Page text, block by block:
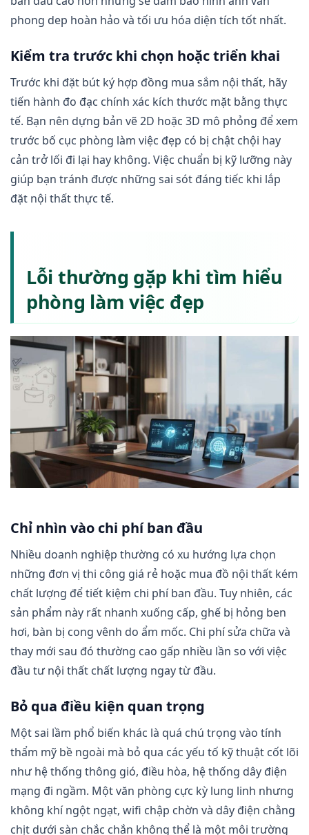
phong dep hoàn hảo và tối ưu hóa diện tích tốt nhất.
Kiểm tra trước khi chọn hoặc triển khai
Trước khi đặt bút ký hợp đồng mua sắm nội thất, hãy
tiến hành đo đạc chính xác kích thước mặt bằng thực
tế. Bạn nên dựng bản vẽ 2D hoặc 3D mô phỏng để xem
trước bố cục phòng làm việc đẹp có bị chật chội hay
cản trở lối đi lại hay không. Việc chuẩn bị kỹ lưỡng này
giúp bạn tránh được những sai sót đáng tiếc khi lắp
đặt nội thất thực tế.
Lỗi thường gặp khi tìm hiểu
phòng làm việc đẹp
Chỉ nhìn vào chi phí ban đầu
Nhiều doanh nghiệp thường có xu hướng lựa chọn
những đơn vị thi công giá rẻ hoặc mua đồ nội thất kém
chất lượng để tiết kiệm chi phí ban đầu. Tuy nhiên, các
sản phẩm này rất nhanh xuống cấp, ghế bị hỏng ben
hơi, bàn bị cong vênh do ẩm mốc. Chi phí sửa chữa và
thay mới sau đó thường cao gấp nhiều lần so với việc
đầu tư nội thất chất lượng ngay từ đầu.
Bỏ qua điều kiện quan trọng
Một sai lầm phổ biến khác là quá chú trọng vào tính
thẩm mỹ bề ngoài mà bỏ qua các yếu tố kỹ thuật cốt lõi
như hệ thống thông gió, điều hòa, hệ thống dây điện
mạng đi ngầm. Một văn phòng cực kỳ lung linh nhưng
không khí ngột ngạt, wifi chập chờn và dây điện chằng
chịt dưới sàn chắc chắn không thể là một môi trường